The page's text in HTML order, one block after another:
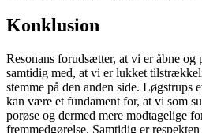
Konklusion
Resonans forudsætter, at vi er åbne og
samtidig med, at vi er lukket
stemme på den anden side. Løgstrups
kan være et fundament for, at vi som
porøse og dermed mere modtagelige
fremmedgørelse. Samtidig er